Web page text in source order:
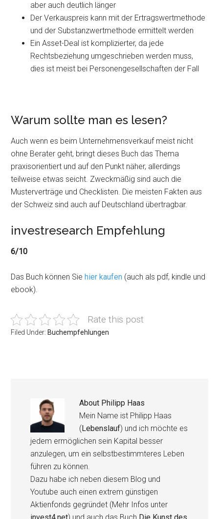
aber auch deutlich länger
Der Verkauspreis kann mit der Ertragswertmethode
und der Substanzwertmethode ermittelt werden
Ein Asset-Deal ist komplizierter, da jede
Rechtsbeziehung umgeschrieben werden muss,
dies ist meist bei Personengesellschaften der Fall
Warum sollte man es lesen?
Auch wenn es beim Unternehmensverkauf meist nicht
ohne Berater geht, bringt dieses Buch das Thema
praxisorientiert und auf den Punkt näher, allerdings
teilweise etwas seicht. Zweckmäßig sind auch die
Musterverträge und Checklisten. Die meisten Fakten aus
der Schweiz sind auch auf Deutschland übertragbar.
investresearch Empfehlung
6/10
Das Buch können Siehier kaufen (auch als pdf, kindle und
ebook).
Rate this post
Filed Under: Buchempfehlungen
About Philipp Haas
Mein Name ist Philipp Haas
(Lebenslauf) und ich möchte es
jedem ermöglichen sein Kapital besser
anzulegen, um ein selbstbestimmteres Leben
führen zu können.
Dazu habe ich neben diesem Blog und
Youtube auch einen extrem günstigen
Aktienfonds gegründet (Mehr Infos unter